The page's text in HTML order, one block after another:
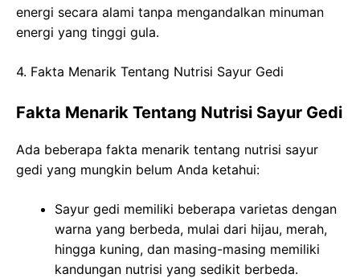
energi secara alami tanpa mengandalkan minuman
energi yang tinggi gula.
4. Fakta Menarik Tentang Nutrisi Sayur Gedi
Fakta Menarik Tentang Nutrisi Sayur Gedi
Ada beberapa fakta menarik tentang nutrisi sayur
gedi yang mungkin belum Anda ketahui:
Sayur gedi memiliki beberapa varietas dengan
warna yang berbeda, mulai dari hijau, merah,
hingga kuning, dan masing-masing memiliki
kandungan nutrisi yang sedikit berbeda.